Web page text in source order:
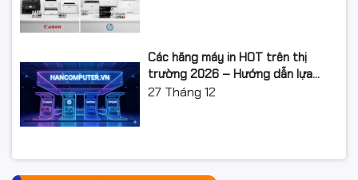
Các hãng máy in HOT trên thị
trường 2026 – Hướng dẫn lựa
chọn và so sánh chi tiết
27 Tháng 12